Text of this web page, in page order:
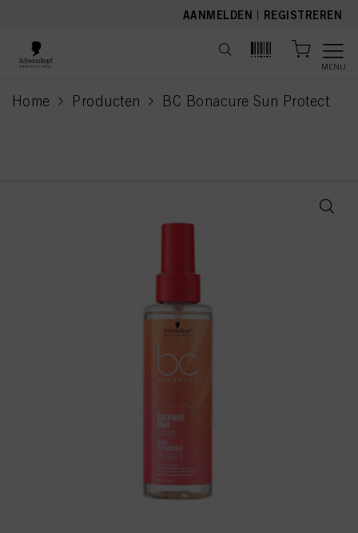
AANMELDEN | REGISTREREN
MENU
Home Producten BC Bonacure Sun Protect
current page